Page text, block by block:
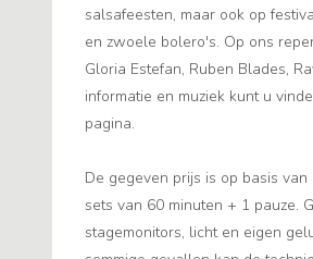
salsafeesten, maar ook op
en zwoele bolero's. Op ons
Gloria Estefan, Ruben Blades,
informatie en muziek kunt u
pagina.
De gegeven prijs is op basis
sets van 60 minuten + 1 pauze.
stagemonitors, licht en eigen